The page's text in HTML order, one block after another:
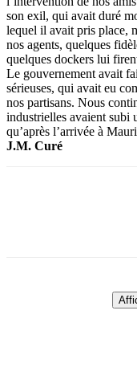
son exil, qui avait duré
lequel il avait pris place,
nos agents, quelques
quelques dockers lui
Le gouvernement avait
sérieuses, qui avait eu
nos partisans. Nous
industrielles avaient subi
qu’après l’arrivée à
J.M. Curé